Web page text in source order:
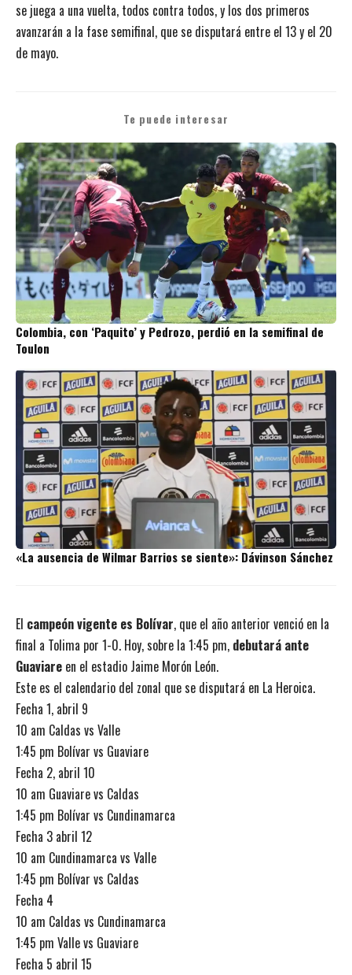
se juega a una vuelta, todos contra todos, y los dos primeros
avanzarán a la fase semifinal, que se disputará entre el 13 y el 20
de mayo.
Te puede interesar
Colombia, con ‘Paquito’ y Pedrozo, perdió en la semifinal de
Toulon
«La ausencia de Wilmar Barrios se siente»: Dávinson Sánchez
El campeón vigente es Bolívar, que el año anterior venció en la
final a Tolima por 1-0. Hoy, sobre la 1:45 pm, debutará ante
Guaviare en el estadio Jaime Morón León.
Este es el calendario del zonal que se disputará en La Heroica.
Fecha 1, abril 9
10 am Caldas vs Valle
1:45 pm Bolívar vs Guaviare
Fecha 2, abril 10
10 am Guaviare vs Caldas
1:45 pm Bolívar vs Cundinamarca
Fecha 3 abril 12
10 am Cundinamarca vs Valle
1:45 pm Bolívar vs Caldas
Fecha 4
10 am Caldas vs Cundinamarca
1:45 pm Valle vs Guaviare
Fecha 5 abril 15